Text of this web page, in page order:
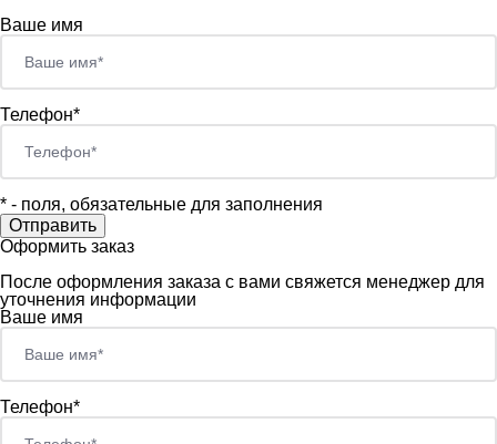
Ваше имя
Телефон*
* - поля, обязательные для заполнения
Оформить заказ
После оформления заказа с вами свяжется менеджер для
уточнения информации
Ваше имя
Телефон*